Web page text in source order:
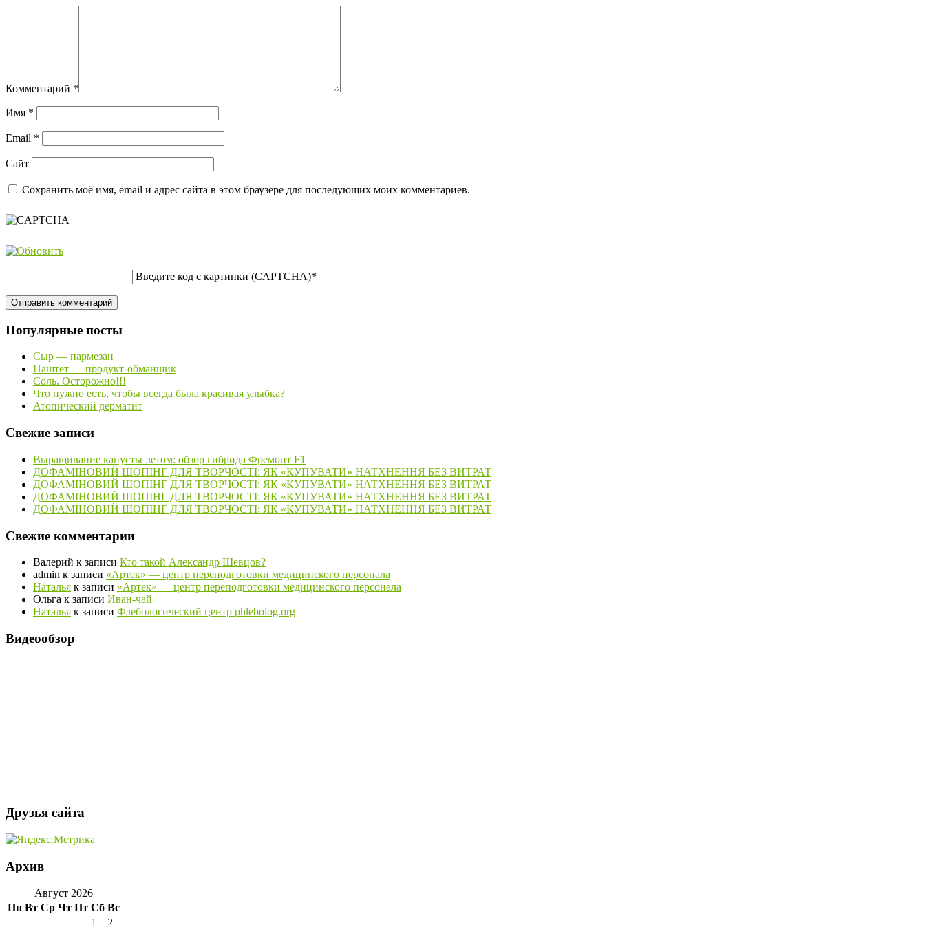
Комментарий *
Имя *
Email *
Сайт
Сохранить моё имя, email и адрес сайта в этом браузере для последующих моих комментариев.
Введите код с картинки (CAPTCHA)*
Популярные посты
Сыр — пармезан
Паштет — продукт-обманщик
Соль. Осторожно!!!
Что нужно есть, чтобы всегда была красивая улыбка?
Атопический дерматит
Свежие записи
Выращивание капусты летом: обзор гибрида Фремонт F1
ДОФАМІНОВИЙ ШОПІНГ ДЛЯ ТВОРЧОСТІ: ЯК «КУПУВАТИ» НАТХНЕННЯ БЕЗ ВИТРАТ
ДОФАМІНОВИЙ ШОПІНГ ДЛЯ ТВОРЧОСТІ: ЯК «КУПУВАТИ» НАТХНЕННЯ БЕЗ ВИТРАТ
ДОФАМІНОВИЙ ШОПІНГ ДЛЯ ТВОРЧОСТІ: ЯК «КУПУВАТИ» НАТХНЕННЯ БЕЗ ВИТРАТ
ДОФАМІНОВИЙ ШОПІНГ ДЛЯ ТВОРЧОСТІ: ЯК «КУПУВАТИ» НАТХНЕННЯ БЕЗ ВИТРАТ
Свежие комментарии
Валерий к записи Кто такой Александр Шевцов?
admin к записи «Артек» — центр переподготовки медицинского персонала
Наталья к записи «Артек» — центр переподготовки медицинского персонала
Ольга к записи Иван-чай
Наталья к записи Флебологический центр phlebolog.org
Видеообзор
Друзья сайта
Архив
Август 2026
Пн Вт Ср Чт Пт Сб Вс
1
2